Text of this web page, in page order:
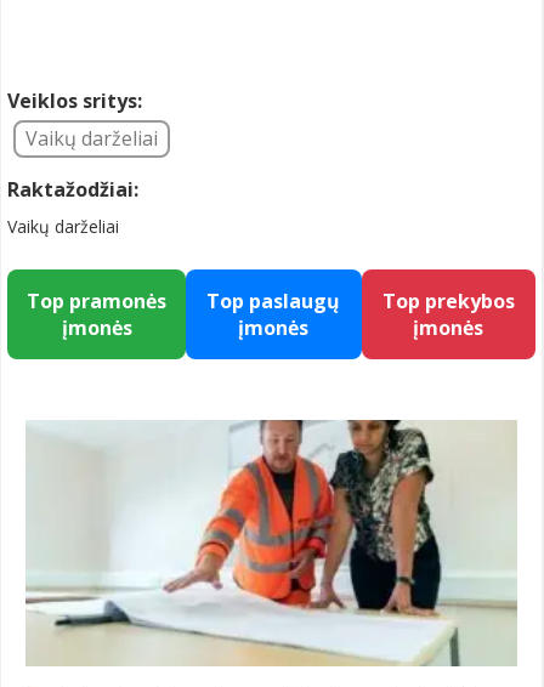
Veiklos sritys:
Vaikų darželiai
Raktažodžiai:
Vaikų darželiai
Top pramonės
įmonės
Top paslaugų
įmonės
Top prekybos
įmonės